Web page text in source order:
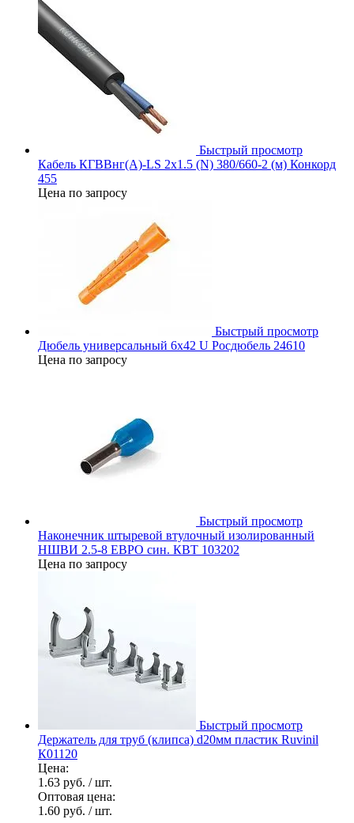
Быстрый просмотр
Кабель КГВВнг(А)-LS 2х1.5 (N) 380/660-2 (м) Конкорд
455
Цена по запросу
Быстрый просмотр
Дюбель универсальный 6х42 U Росдюбель 24610
Цена по запросу
Быстрый просмотр
Наконечник штыревой втулочный изолированный
НШВИ 2.5-8 ЕВРО син. КВТ 103202
Цена по запросу
Быстрый просмотр
Держатель для труб (клипса) d20мм пластик Ruvinil
К01120
Цена:
1.63 руб. / шт.
Оптовая цена:
1.60 руб. / шт.